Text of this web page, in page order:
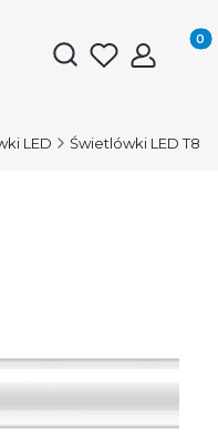
Otwórz
LED Świetlówki LED T8